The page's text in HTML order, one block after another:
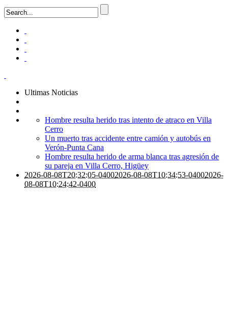
Ultimas Noticias
Hombre resulta herido tras intento de atraco en Villa
Cerro
Un muerto tras accidente entre camión y autobús en
Verón-Punta Cana
Hombre resulta herido de arma blanca tras agresión de
su pareja en Villa Cerro, Higüey
2026-08-08T20:32:05-04002026-08-08T10:34:53-04002026-
08-08T10:24:42-0400